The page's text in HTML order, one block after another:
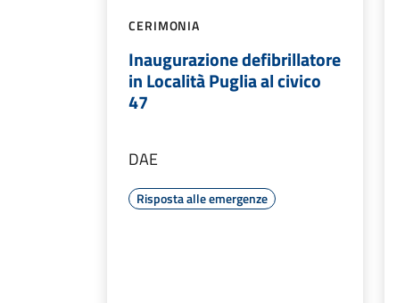
CERIMONIA
Inaugurazione defibrillatore
in Località Puglia al civico
47
DAE
Risposta alle emergenze